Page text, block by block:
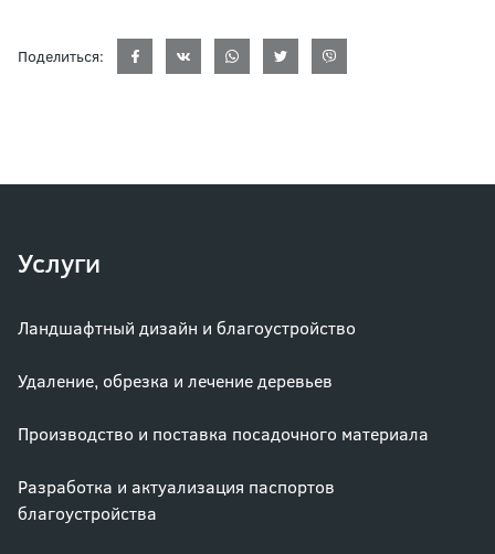
Поделиться:
Услуги
Ландшафтный дизайн и благоустройство
Удаление, обрезка и лечение деревьев
Производство и поставка посадочного материала
Разработка и актуализация паспортов
благоустройства